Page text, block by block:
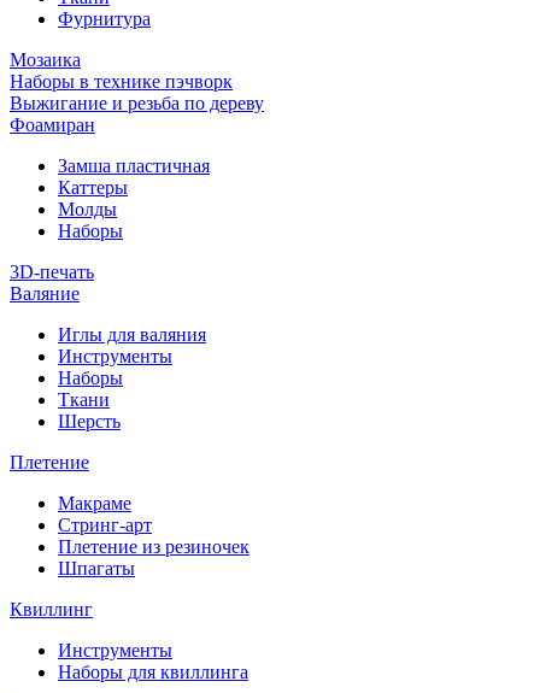
Фурнитура
Мозаика
Наборы в технике пэчворк
Выжигание и резьба по дереву
Фоамиран
Замша пластичная
Каттеры
Молды
Наборы
3D-печать
Валяние
Иглы для валяния
Инструменты
Наборы
Ткани
Шерсть
Плетение
Макраме
Стринг-арт
Плетение из резиночек
Шпагаты
Квиллинг
Инструменты
Наборы для квиллинга